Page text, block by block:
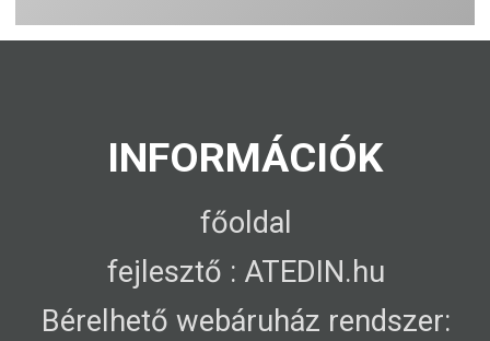
INFORMÁCIÓK
főoldal
fejlesztő : ATEDIN.hu
Bérelhető webáruház rendszer: